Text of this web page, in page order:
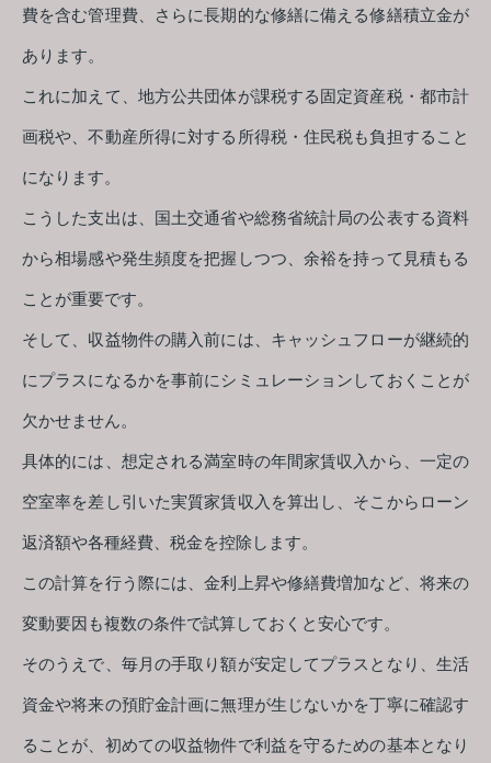
費を含む管理費、さらに長期的な修繕に備える修繕積立金が
あります。
これに加えて、地方公共団体が課税する固定資産税・都市計
画税や、不動産所得に対する所得税・住民税も負担すること
になります。
こうした支出は、国土交通省や総務省統計局の公表する資料
から相場感や発生頻度を把握しつつ、余裕を持って見積もる
ことが重要です。
そして、収益物件の購入前には、キャッシュフローが継続的
にプラスになるかを事前にシミュレーションしておくことが
欠かせません。
具体的には、想定される満室時の年間家賃収入から、一定の
空室率を差し引いた実質家賃収入を算出し、そこからローン
返済額や各種経費、税金を控除します。
この計算を行う際には、金利上昇や修繕費増加など、将来の
変動要因も複数の条件で試算しておくと安心です。
そのうえで、毎月の手取り額が安定してプラスとなり、生活
資金や将来の預貯金計画に無理が生じないかを丁寧に確認す
ることが、初めての収益物件で利益を守るための基本となり